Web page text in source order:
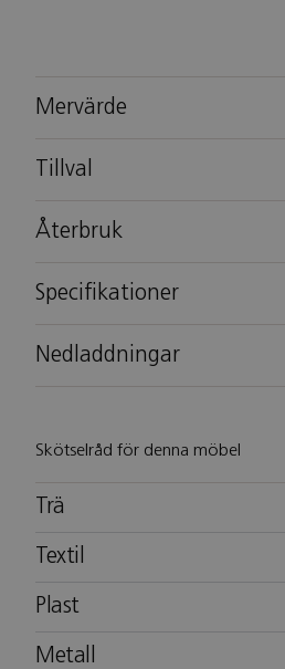
Mervärde
Tillval
Återbruk
Specifikationer
Nedladdningar
Skötselråd för denna möbel
Trä
Textil
Plast
Metall